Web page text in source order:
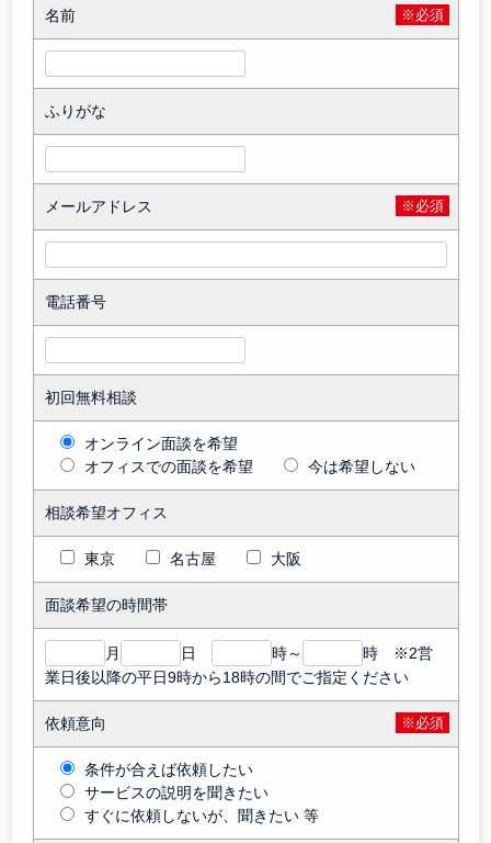
名前 ※必須
ふりがな
メールアドレス ※必須
電話番号
初回無料相談
オンライン面談を希望
オフィスでの面談を希望
今は希望しない
相談希望オフィス
東京 名古屋 大阪
面談希望の時間帯
月 日 時～
時 ※2営
業日後以降の平日9時から18時の間でご指定ください
依頼意向 ※必須
条件が合えば依頼したい
サービスの説明を聞きたい
すぐに依頼しないが、聞きたい 等